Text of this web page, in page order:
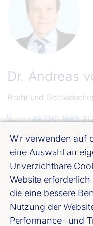
Dr. Andreas
Recht und
+49 (30) 1663
Wir verwenden auf
eine Auswahl an
Unverzichtbare
Website
die eine bessere
Nutzung der
Performance- und